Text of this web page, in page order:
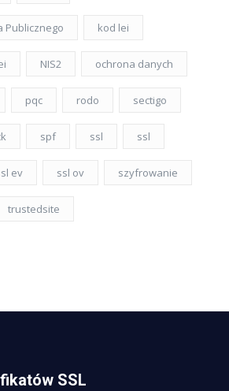
Publicznego kod lei
NIS2 ochrona danych
pqc rodo sectigo
spf ssl ssl
ev ssl ov szyfrowanie
trustedsite
SSL